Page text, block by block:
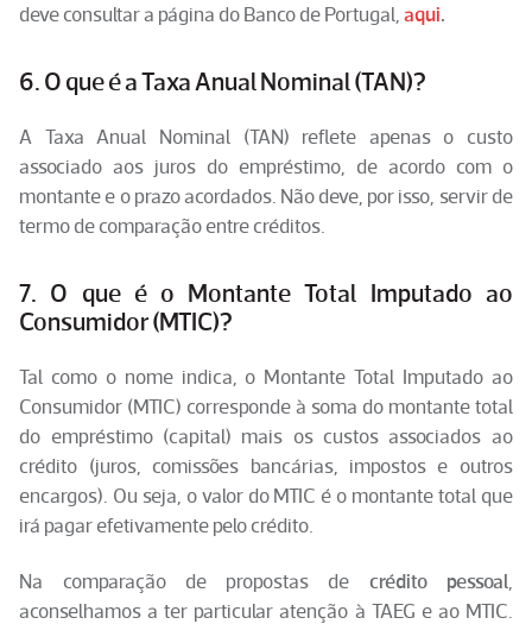
deve consultar a página do Banco de Portugal, aqui.
6. O que é a Taxa Anual Nominal (TAN)?
A Taxa Anual Nominal (TAN) reflete apenas o custo
associado aos juros do empréstimo, de acordo com o
montante e o prazo acordados. Não deve, por isso, servir de
termo de comparação entre créditos.
7. O que é o Montante Total Imputado ao
Consumidor (MTIC)?
Tal como o nome indica, o Montante Total Imputado ao
Consumidor (MTIC) corresponde à soma do montante total
do empréstimo (capital) mais os custos associados ao
crédito (juros, comissões bancárias, impostos e outros
encargos). Ou seja, o valor do MTIC é o montante total que
irá pagar efetivamente pelo crédito.
Na comparação de propostas de crédito pessoal
aconselhamos a ter particular atenção à TAEG e ao MTIC.